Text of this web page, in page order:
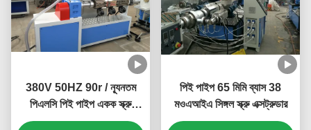
380V 50HZ 90r / ন্যূনতম
পিএলসি পিই পাইপ একক স্ক্রু
এক্সট্রুডার
পিই পাইপ 65 মিমি ব্যাস 38
মওএআইএ সিঙ্গল স্ক্রু এক্সট্রুডার